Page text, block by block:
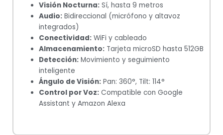
Visión Nocturna: Sí, hasta 9 metros
Audio: Bidireccional (micrófono y altavoz
integrados)
Conectividad: WiFi y cableado
Almacenamiento: Tarjeta microSD hasta 512GB
Detección: Movimiento y seguimiento
inteligente
Ángulo de Visión: Pan: 360°, Tilt: 114°
Control por Voz: Compatible con Google
Assistant y Amazon Alexa